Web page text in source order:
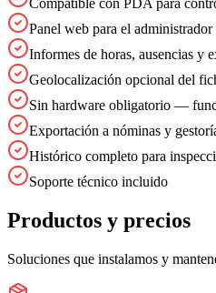
Compatible con PDA para
Panel web para el
Informes de horas, ausencias y
Geolocalización opcional del
Sin hardware obligatorio —
Exportación a nóminas y
Histórico completo para
Soporte técnico incluido
Productos y precios
Soluciones que instalamos y